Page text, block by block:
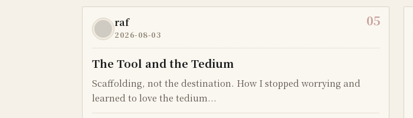
05
raf
2026-08-03
The Tool and the Tedium
Scaffolding, not the destination. How I stopped worrying and
learned to love the tedium...